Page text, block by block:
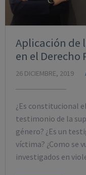
Aplicación de
en el Derecho
26 DICIEMBRE, 2019
¿Es constitucional
testimonio de la
género? ¿Es un
víctima? ¿Como se
investigados en